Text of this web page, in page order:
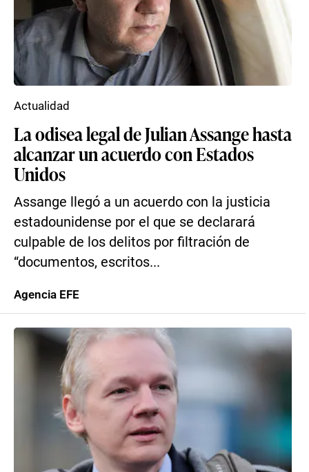
La odisea legal de Julian Assange hasta
alcanzar un acuerdo con Estados
Unidos
Assange llegó a un acuerdo con la justicia
estadounidense por el que se declarará
culpable de los delitos por filtración de
“documentos, escritos...
Actualidad
Agencia EFE